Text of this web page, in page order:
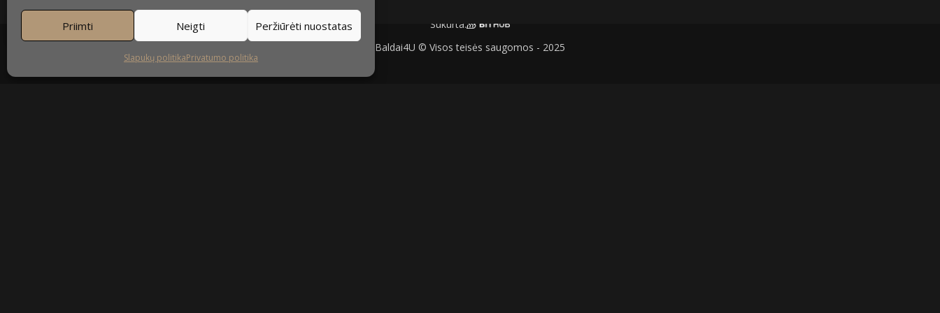
Priimti Neigti Peržiūrėti nuostatas
Slapukų politikaPrivatumo politika
Sukurta:
Baldai4U © Visos teisės saugomos - 2025